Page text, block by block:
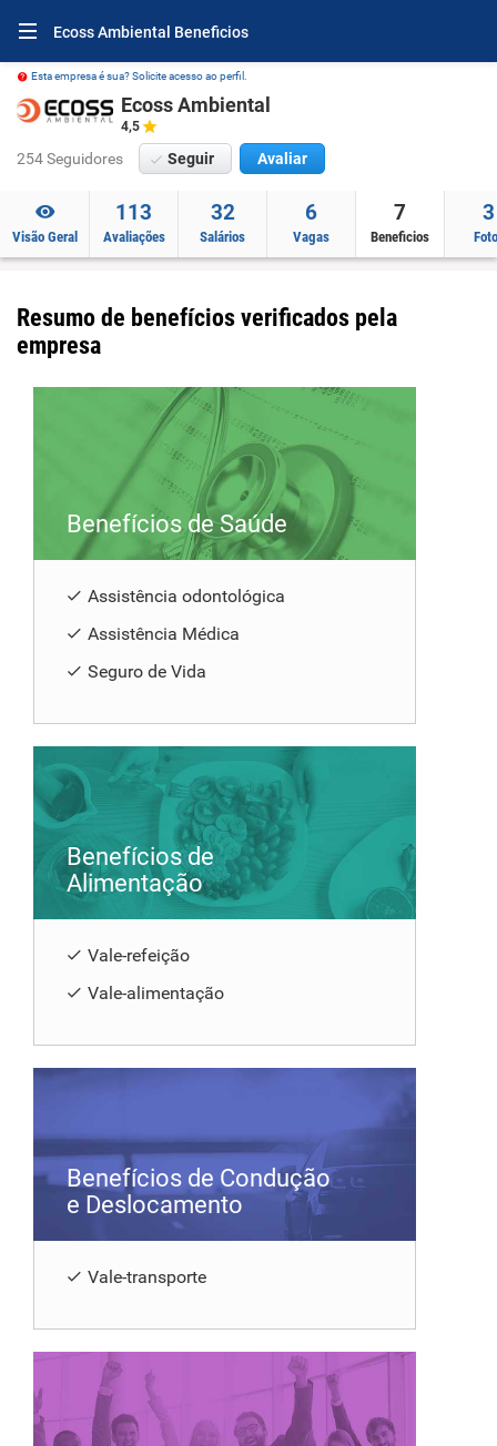
Ecoss Ambiental Beneficios
Esta empresa é sua? Solicite acesso ao perfil.
Ecoss Ambiental
4,5
254 Seguidores Seguir Avaliar
Visão Geral
113
Avaliações
32
Salários
6
Vagas
7
Beneficios
3
Resumo de benefícios verificados pela
empresa
Benefícios de Saúde
Assistência odontológica
Assistência Médica
Seguro de Vida
Benefícios de
Alimentação
Vale-refeição
Vale-alimentação
Benefícios de Condução
e Deslocamento
Vale-transporte